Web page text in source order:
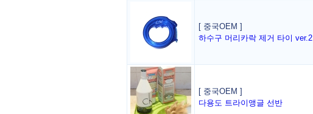
[ 중국OEM ]
하수구 머리카락 제거 타이 ver.2
[ 중국OEM ]
다용도 트라이앵글 선반